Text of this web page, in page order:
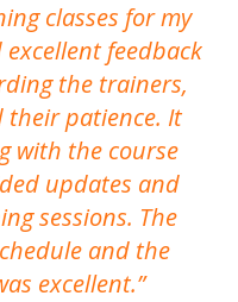
classes for my
feedback
the trainers,
patience. It
with the course
updates and
sessions. The
and the
excellent.